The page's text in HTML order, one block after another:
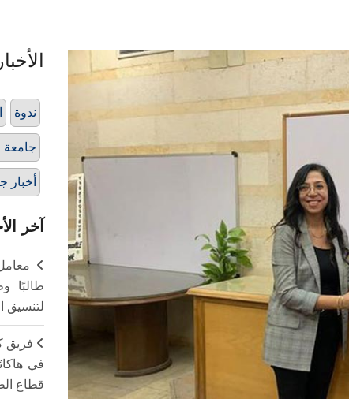
ندوة
آخر
طالبًا
لتنسيق
فريق
في
قطاع